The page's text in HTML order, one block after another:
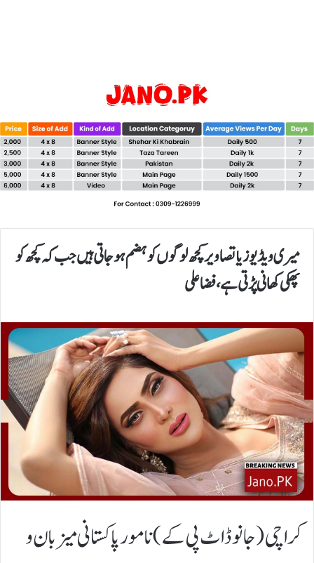
میری ویڈیوز یا تصاویر کچھ لوگوں کو ہضم ہوجاتی ہیں جب کہ کچھ کو
پھکی کھانی پڑتی ہے، فضا علی
کراچی(جانوڈاٹ پی کے)نامور پاکستانی میزبان و